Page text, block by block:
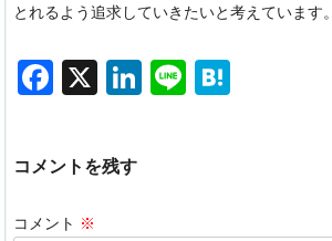
とれるよう追求していきたいと考えています。
F
e
b
X
Li
Li
コメントを残す
コメント ※